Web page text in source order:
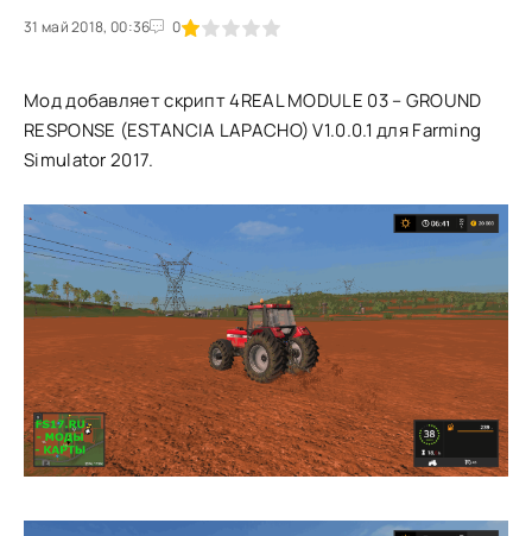
31 май 2018, 00:36 0
1 2 3 4 5
Мод добавляет скрипт 4REAL MODULE 03 – GROUND
RESPONSE (ESTANCIA LAPACHO) V1.0.0.1 для Farming
Simulator 2017.